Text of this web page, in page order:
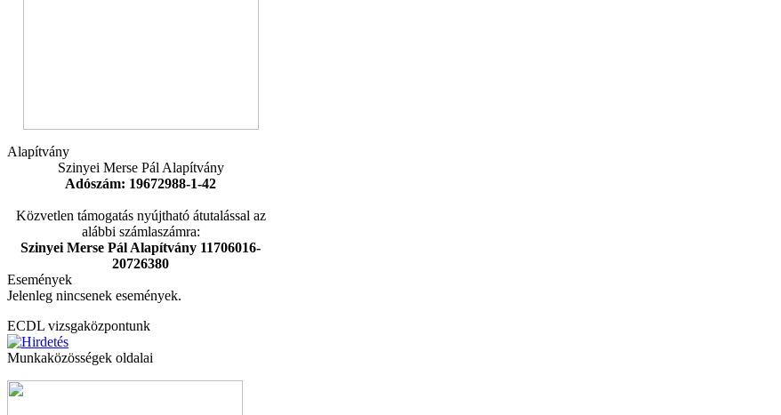
Alapítvány
Szinyei Merse Pál Alapítvány
Adószám: 19672988-1-42
Közvetlen támogatás nyújtható átutalással az
alábbi számlaszámra:
Szinyei Merse Pál Alapítvány 11706016-
20726380
Események
Jelenleg nincsenek események.
ECDL vizsgaközpontunk
Munkaközösségek oldalai